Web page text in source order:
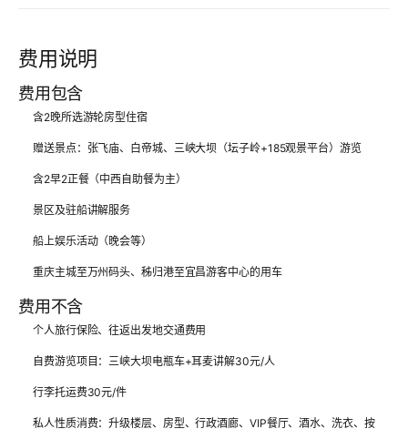
费用说明
费用包含
含2晚所选游轮房型住宿
赠送景点：张飞庙、白帝城、三峡大坝（坛子岭+185观景平台）游览
含2早2正餐（中西自助餐为主）
景区及驻船讲解服务
船上娱乐活动（晚会等）
重庆主城至万州码头、秭归港至宜昌游客中心的用车
费用不含
个人旅行保险、往返出发地交通费用
自费游览项目：三峡大坝电瓶车+耳麦讲解30元/人
行李托运费30元/件
私人性质消费：升级楼层、房型、行政酒廊、VIP餐厅、酒水、洗衣、按